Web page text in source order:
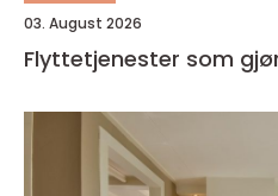
03. August 2026
Flyttetjenester som